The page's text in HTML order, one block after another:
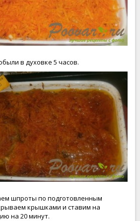
в духовке 5 часов.
шпроты по подготовленным
крышками и ставим на
на 20 минут.